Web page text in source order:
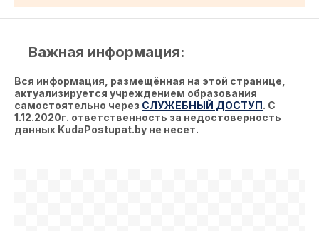
Важная информация:
Вся информация, размещённая на этой странице,
актуализируется учреждением образования
самостоятельно через СЛУЖЕБНЫЙ ДОСТУП. С
1.12.2020г. ответственность за недостоверность
данных KudaPostupat.by не несет.